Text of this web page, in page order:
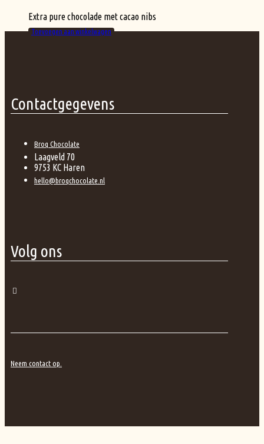
Extra pure chocolade met cacao nibs
Toevoegen aan winkelwagen
Contactgegevens
Broq Chocolate
Laagveld 70
9753 KC Haren
hello@broqchocolate.nl
Volg ons
Neem contact op.